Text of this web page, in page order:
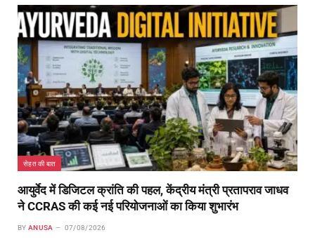
सेहत की बात
आयुर्वेद में डिजिटल क्रांति की पहल, केंद्रीय मंत्री प्रतापराव जाधव
ने CCRAS की कई नई परियोजनाओं का किया शुभारंभ
BY ANUSA 07/08/2026